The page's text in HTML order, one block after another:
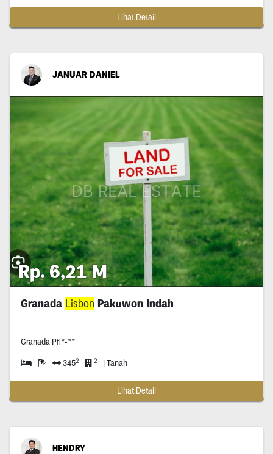
Lihat Detail
JANUAR DANIEL
Rp. 6,21 M
Granada Lisbon Pakuwon Indah
Granada Pfl*-**
3452 2 | Tanah
Lihat Detail
HENDRY